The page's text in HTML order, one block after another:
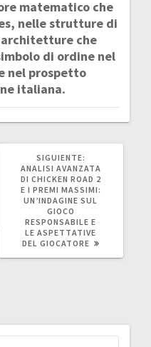
matematico che
nelle strutture di
che
di ordine nel
nel prospetto
italiana.
SIGUIENTE:
POST:
ANALISI AVANZATA
DI CHICKEN ROAD 2
E I PREMI MASSIMI:
UN’INDAGINE SUL
GIOCO
RESPONSABILE E
LE ASPETTATIVE
DEL GIOCATORE